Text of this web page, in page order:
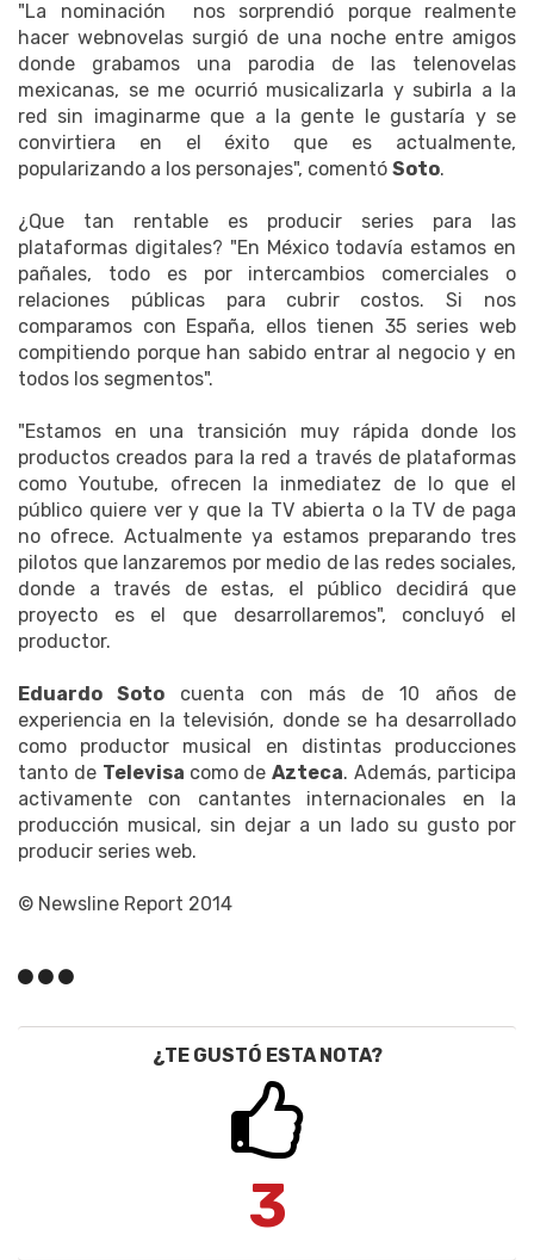
"La nominación nos sorprendió porque realmente
hacer webnovelas surgió de una noche entre amigos
donde grabamos una parodia de las telenovelas
mexicanas, se me ocurrió musicalizarla y subirla a la
red sin imaginarme que a la gente le gustaría y se
convirtiera en el éxito que es actualmente,
popularizando a los personajes", comentó Soto.
¿Que tan rentable es producir series para las
plataformas digitales? "En México todavía estamos en
pañales, todo es por intercambios comerciales o
relaciones públicas para cubrir costos. Si nos
comparamos con España, ellos tienen 35 series web
compitiendo porque han sabido entrar al negocio y en
todos los segmentos".
"Estamos en una transición muy rápida donde los
productos creados para la red a través de plataformas
como Youtube, ofrecen la inmediatez de lo que el
público quiere ver y que la TV abierta o la TV de paga
no ofrece. Actualmente ya estamos preparando tres
pilotos que lanzaremos por medio de las redes sociales,
donde a través de estas, el público decidirá que
proyecto es el que desarrollaremos", concluyó el
productor.
Eduardo Soto cuenta con más de 10 años de
experiencia en la televisión, donde se ha desarrollado
como productor musical en distintas producciones
tanto de Televisa como deAzteca. Además, participa
activamente con cantantes internacionales en la
producción musical, sin dejar a un lado su gusto por
producir series web.
© Newsline Report 2014
¿TE GUSTÓ ESTA NOTA?
3